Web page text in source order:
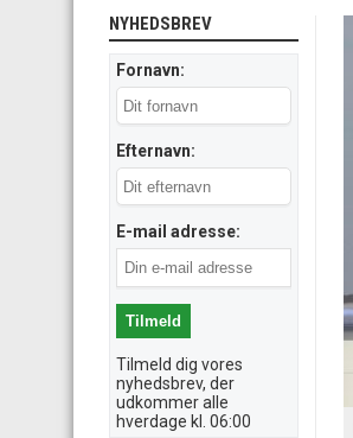
NYHEDSBREV
Fornavn:
Efternavn:
E-mail adresse:
Tilmeld dig vores
nyhedsbrev, der
udkommer alle
hverdage kl. 06:00